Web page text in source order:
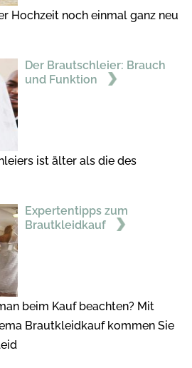
Hochzeit noch einmal ganz neu
Der Brautschleier: Brauch
und Funktion
ist älter als die des
Expertentipps zum
Brautkleidkauf
beim Kauf beachten? Mit
Brautkleidkauf kommen Sie